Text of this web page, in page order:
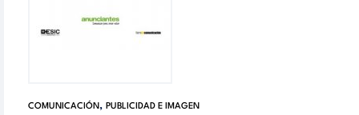
COMUNICACIÓN, PUBLICIDAD E IMAGEN